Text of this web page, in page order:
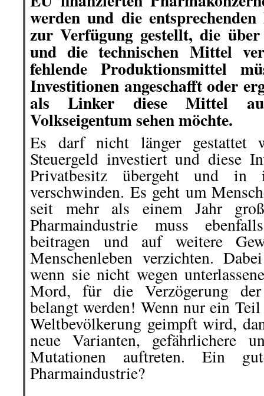
werden und die
zur Verfügung gestellt, die
und die technischen Mittel
fehlende Produktionsmittel
Investitionen angeschafft oder
als Linker diese Mittel
Volkseigentum sehen möchte.
Es darf nicht länger gestattet
Steuergeld investiert und diese
Privatbesitz übergeht und in
verschwinden. Es geht um
seit mehr als einem Jahr
Pharmaindustrie muss
beitragen und auf weitere
Menschenleben verzichten.
wenn sie nicht wegen
Mord, für die Verzögerung
belangt werden! Wenn nur ein
Weltbevölkerung geimpft wird,
neue Varianten, gefährlichere
Mutationen auftreten. Ein
Pharmaindustrie? Wohl kaum